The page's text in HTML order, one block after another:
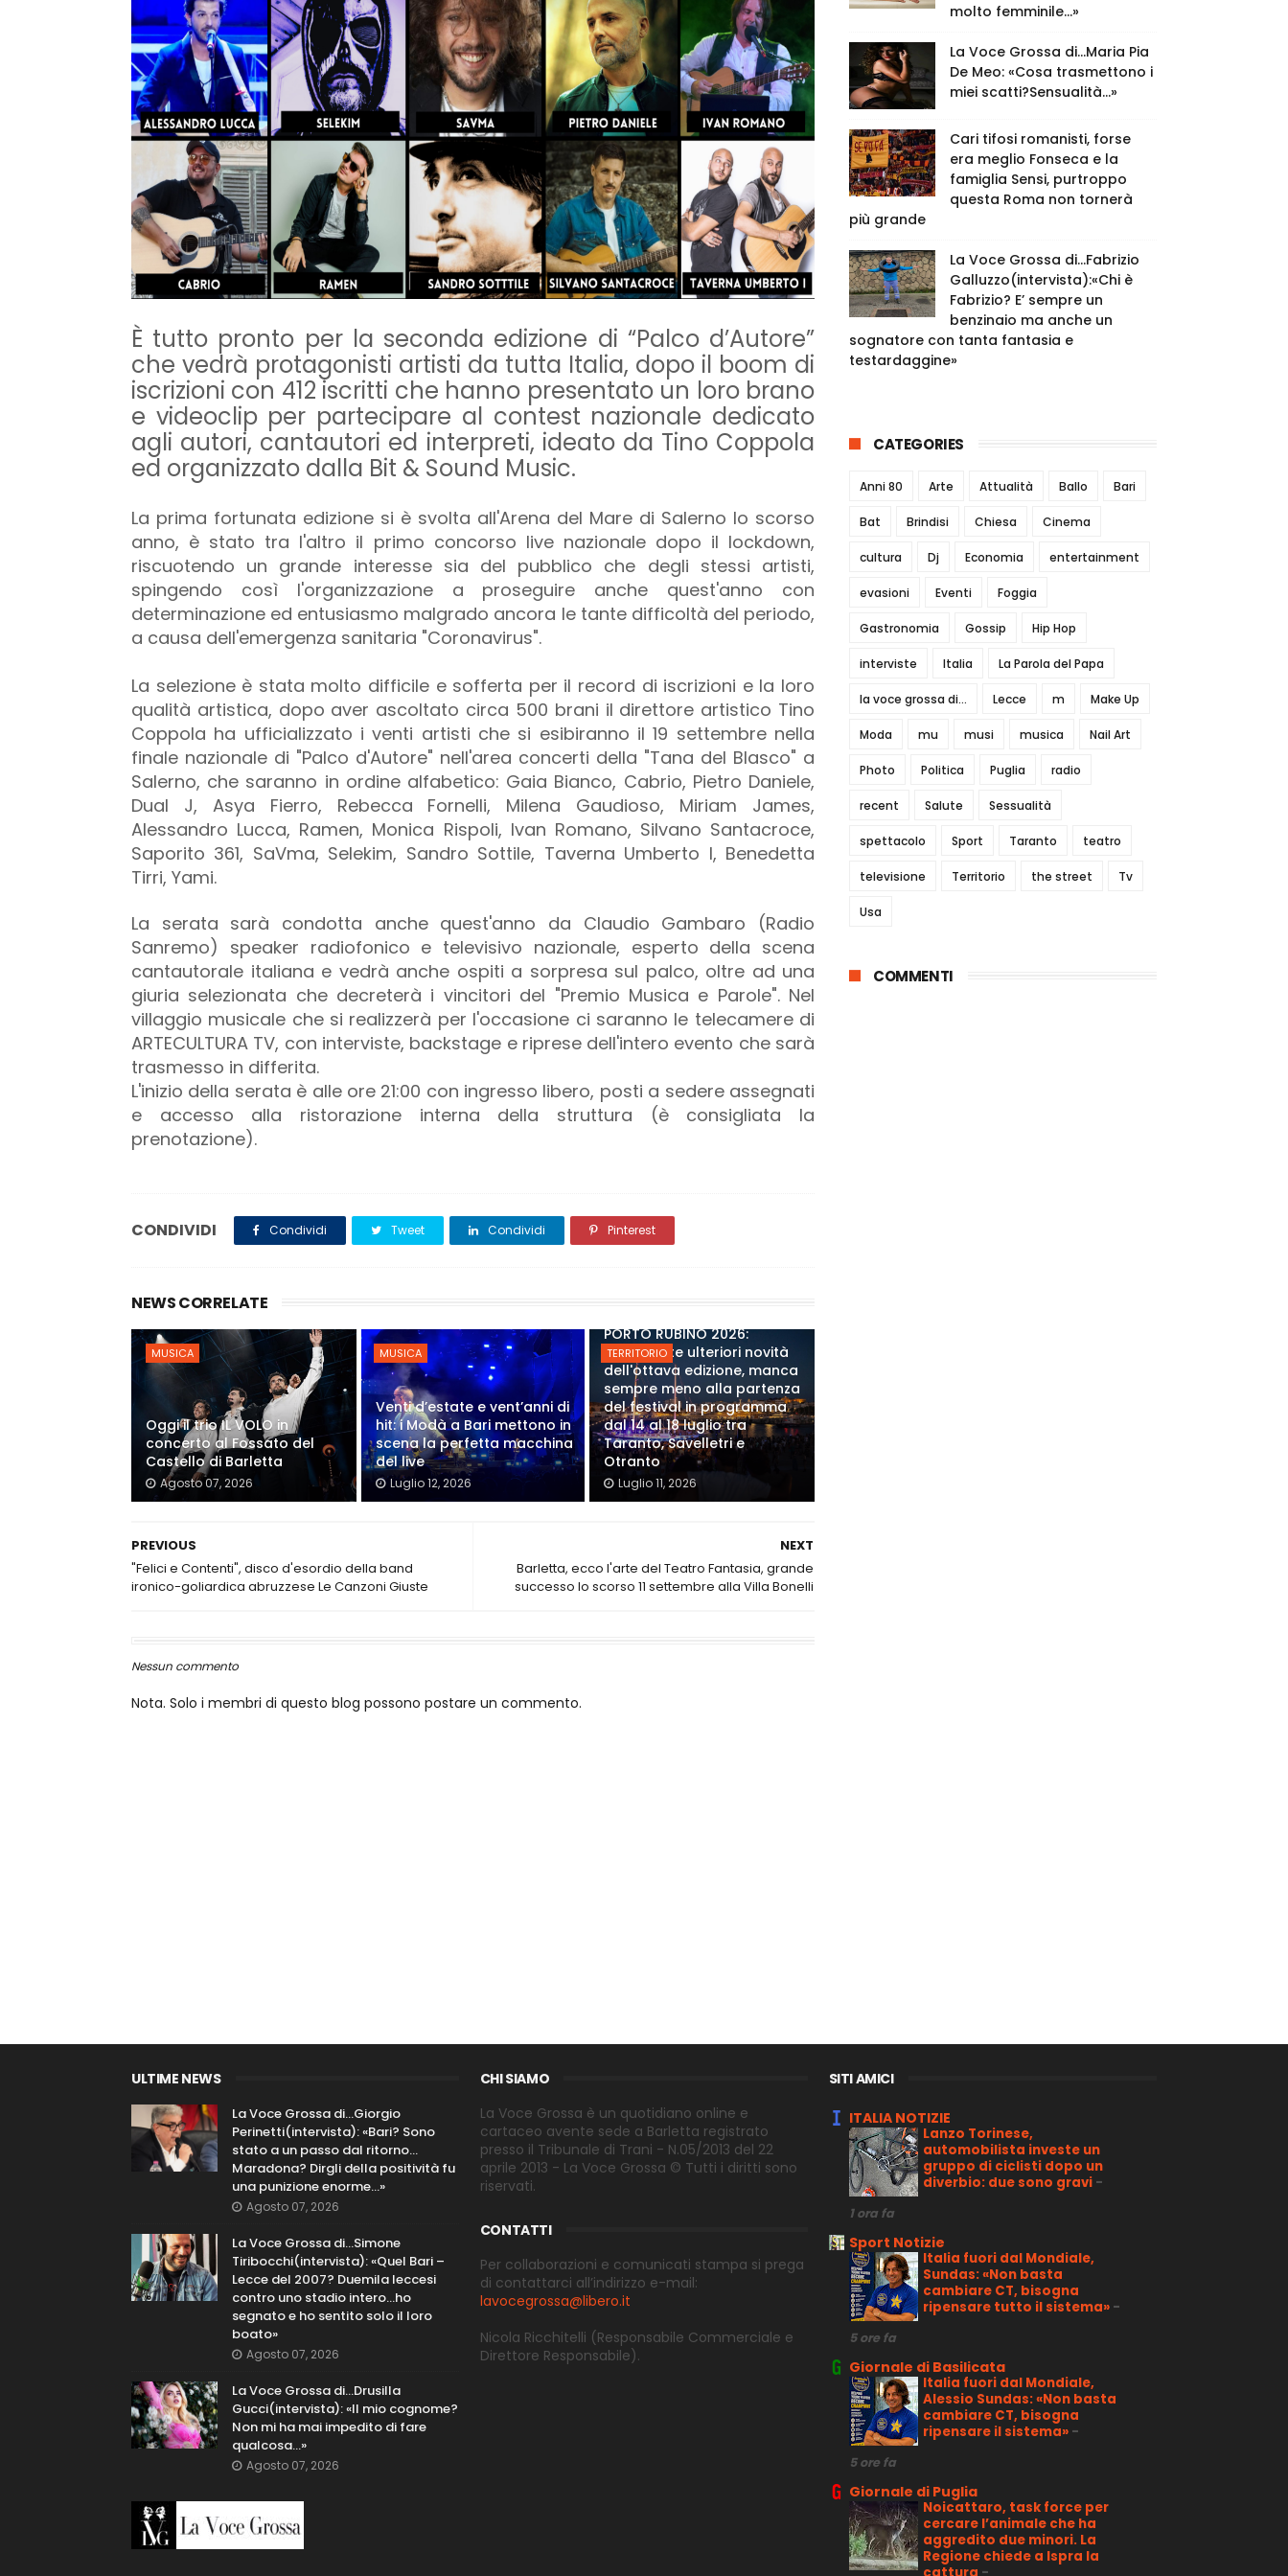
È tutto pronto per la seconda edizione di “Palco d’Autore”
che vedrà protagonisti artisti da tutta Italia, dopo il boom di
iscrizioni con 412 iscritti che hanno presentato un loro brano
e videoclip per partecipare al contest nazionale dedicato
agli autori, cantautori ed interpreti, ideato da Tino Coppola
ed organizzato dalla Bit & Sound Music.
La prima fortunata edizione si è svolta all'Arena del Mare di Salerno lo scorso
anno, è stato tra l'altro il primo concorso live nazionale dopo il lockdown,
riscuotendo un grande interesse sia del pubblico che degli stessi artisti,
spingendo così l'organizzazione a proseguire anche quest'anno con
determinazione ed entusiasmo malgrado ancora le tante difficoltà del periodo,
a causa dell'emergenza sanitaria "Coronavirus".
La selezione è stata molto difficile e sofferta per il record di iscrizioni e la loro
qualità artistica, dopo aver ascoltato circa 500 brani il direttore artistico Tino
Coppola ha ufficializzato i venti artisti che si esibiranno il 19 settembre nella
finale nazionale di "Palco d'Autore" nell'area concerti della "Tana del Blasco" a
Salerno, che saranno in ordine alfabetico: Gaia Bianco, Cabrio, Pietro Daniele,
Dual J, Asya Fierro, Rebecca Fornelli, Milena Gaudioso, Miriam James,
Alessandro Lucca, Ramen, Monica Rispoli, Ivan Romano, Silvano Santacroce,
Saporito 361, SaVma, Selekim, Sandro Sottile, Taverna Umberto I, Benedetta
Tirri, Yami.
La serata sarà condotta anche quest'anno da Claudio Gambaro (Radio
Sanremo) speaker radiofonico e televisivo nazionale, esperto della scena
cantautorale italiana e vedrà anche ospiti a sorpresa sul palco, oltre ad una
giuria selezionata che decreterà i vincitori del "Premio Musica e Parole". Nel
villaggio musicale che si realizzerà per l'occasione ci saranno le telecamere di
ARTECULTURA TV, con interviste, backstage e riprese dell'intero evento che sarà
trasmesso in differita.
L'inizio della serata è alle ore 21:00 con ingresso libero, posti a sedere assegnati
e accesso alla ristorazione interna della struttura (è consigliata la
prenotazione).
CONDIVIDI Condividi Tweet Condividi Pinterest
NEWS CORRELATE
MUSICA
Oggi il trio IL VOLO in
concerto al Fossato del
Castello di Barletta
Agosto 07, 2026
MUSICA
Venti d’estate e vent’anni di
hit: i Modà a Bari mettono in
scena la perfetta macchina
del live
Luglio 12, 2026
TERRITORIO
PORTO RUBINO 2026:
Annunciate ulteriori novità
dell'ottava edizione, manca
sempre meno alla partenza
del festival in programma
dal 14 al 18 luglio tra
Taranto, Savelletri e
Otranto
Luglio 11, 2026
NEXT
Barletta, ecco l'arte del Teatro Fantasia, grande
successo lo scorso 11 settembre alla Villa Bonelli
PREVIOUS
"Felici e Contenti", disco d'esordio della band
ironico-goliardica abruzzese Le Canzoni Giuste
Nessun commento
Nota. Solo i membri di questo blog possono postare un commento.
molto femminile…»
La Voce Grossa di…Maria Pia
De Meo: «Cosa trasmettono i
miei scatti?Sensualità…»
Cari tifosi romanisti, forse
era meglio Fonseca e la
famiglia Sensi, purtroppo
questa Roma non tornerà
più grande
La Voce Grossa di…Fabrizio
Galluzzo(intervista):«Chi è
Fabrizio? E’ sempre un
benzinaio ma anche un
sognatore con tanta fantasia e
testardaggine»
CATEGORIES
Anni 80 Arte Attualità Ballo Bari
Bat Brindisi Chiesa Cinema
cultura Dj Economia entertainment
evasioni Eventi Foggia
Gastronomia Gossip Hip Hop
interviste Italia La Parola del Papa
la voce grossa di... Lecce m Make Up
Moda mu musi musica Nail Art
Photo Politica Puglia radio
recent Salute Sessualità
spettacolo Sport Taranto teatro
televisione Territorio the street Tv
Usa
COMMENTI
ULTIME NEWS
La Voce Grossa di…Giorgio
Perinetti(intervista): «Bari? Sono
stato a un passo dal ritorno...
Maradona? Dirgli della positività fu
una punizione enorme…»
Agosto 07, 2026
La Voce Grossa di…Simone
Tiribocchi(intervista): «Quel Bari –
Lecce del 2007? Duemila leccesi
contro uno stadio intero...ho
segnato e ho sentito solo il loro
boato»
Agosto 07, 2026
La Voce Grossa di…Drusilla
Gucci(intervista): «Il mio cognome?
Non mi ha mai impedito di fare
qualcosa…»
Agosto 07, 2026
CHI SIAMO
La Voce Grossa è un quotidiano online e
cartaceo avente sede a Barletta registrato
presso il Tribunale di Trani - N.05/2013 del 22
aprile 2013 - La Voce Grossa © Tutti i diritti sono
riservati.
CONTATTI
Per collaborazioni e comunicati stampa si prega
di contattarci all’indirizzo e-mail:
lavocegrossa@libero.it
Nicola Ricchitelli (Responsabile Commerciale e
Direttore Responsabile).
SITI AMICI
ITALIA NOTIZIE
Lanzo Torinese,
automobilista investe un
gruppo di ciclisti dopo un
diverbio: due sono gravi -
1 ora fa
Sport Notizie
Italia fuori dal Mondiale,
Sundas: «Non basta
cambiare CT, bisogna
ripensare tutto il sistema» -
5 ore fa
Giornale di Basilicata
Italia fuori dal Mondiale,
Alessio Sundas: «Non basta
cambiare CT, bisogna
ripensare il sistema» -
5 ore fa
Giornale di Puglia
Noicattaro, task force per
cercare l’animale che ha
aggredito due minori. La
Regione chiede a Ispra la
cattura -